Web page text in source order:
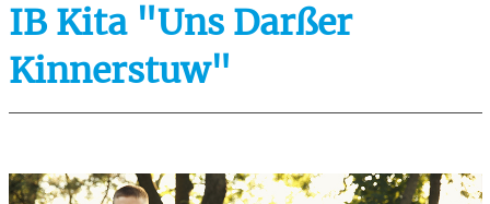
IB Kita "Uns Darßer
Kinnerstuw"